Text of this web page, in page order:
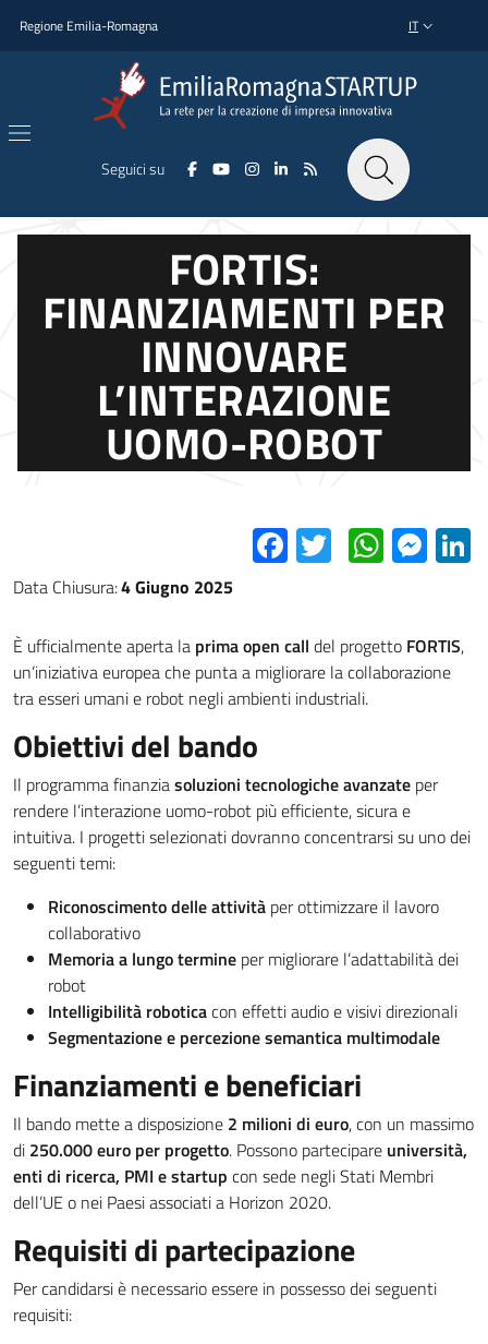
Regione Emilia-Romagna SELETTORE
IT
Seguici su
FORTIS:
FINANZIAMENTI PER
INNOVARE
L’INTERAZIONE
UOMO-ROBOT
Facebook
Twitter
Data Chiusura:4 Giugno 2025
È ufficialmente aperta la prima open call del progetto FORTIS,
un’iniziativa europea che punta a migliorare la collaborazione
tra esseri umani e robot negli ambienti industriali.
Obiettivi del bando
Il programma finanziasoluzioni tecnologiche avanzate per
rendere l’interazione uomo-robot più efficiente, sicura e
intuitiva. I progetti selezionati dovranno concentrarsi su uno dei
seguenti temi:
Riconoscimento delle attività per ottimizzare il lavoro
collaborativo
Memoria a lungo termine per migliorare l’adattabilità dei
robot
Intelligibilità roboticacon effetti audio e visivi direzionali
Segmentazione e percezione semantica multimodale
Finanziamenti e beneficiari
Il bando mette a disposizione 2 milioni di euro, con un massimo
di 250.000 euro per progetto. Possono partecipare università,
enti di ricerca, PMI e startup con sede negli Stati Membri
dell’UE o nei Paesi associati a Horizon 2020.
Requisiti di partecipazione
Per candidarsi è necessario essere in possesso dei seguenti
requisiti: